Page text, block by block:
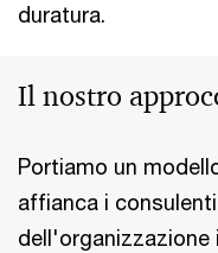
duratura.
Il nostro
Portiamo un
affianca i
dell'organizzazione